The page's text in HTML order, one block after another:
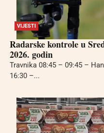
VIJESTI
Radarske kontrole u
2026. godin
Travnika 08:45 – 09:45 –
16:30 –...